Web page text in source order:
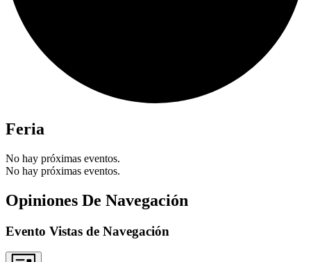
Feria
No hay próximas eventos.
No hay próximas eventos.
Opiniones De Navegación
Evento Vistas de Navegación